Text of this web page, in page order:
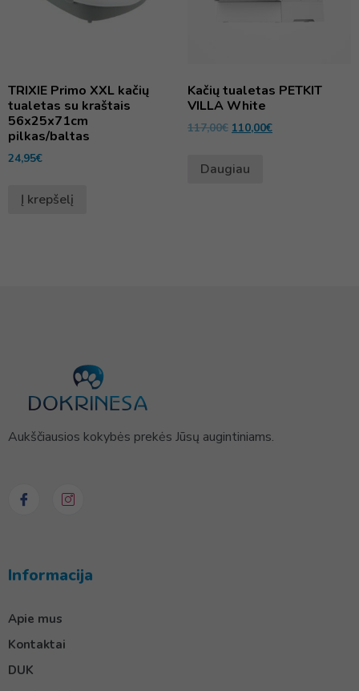
TRIXIE Primo XXL kačių
tualetas su kraštais
56x25x71cm
pilkas/baltas
24,95€
Į krepšelį
Kačių tualetas PETKIT
VILLA White
117,00€ 110,00€
Daugiau
Aukščiausios kokybės prekės Jūsų augintiniams.
Informacija
Apie mus
Kontaktai
DUK